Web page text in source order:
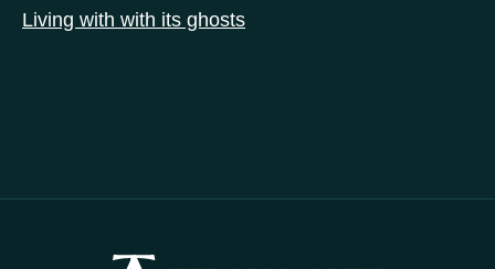
Living with with its ghosts